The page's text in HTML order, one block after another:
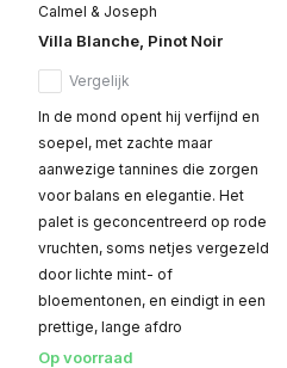
Calmel & Joseph
Villa Blanche, Pinot Noir
Vergelijk
In de mond opent hij verfijnd en
soepel, met zachte maar
aanwezige tannines die zorgen
voor balans en elegantie. Het
palet is geconcentreerd op rode
vruchten, soms netjes vergezeld
door lichte mint- of
bloementonen, en eindigt in een
prettige, lange afdro
Op voorraad